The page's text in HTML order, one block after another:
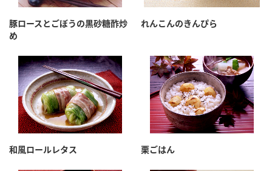
豚ロースとごぼうの黒砂糖酢炒
め
れんこんのきんぴら
和風ロールレタス 栗ごはん